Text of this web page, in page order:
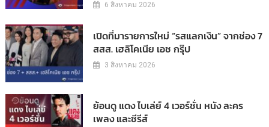
6 สิงหาคม 2026
เปิดที่มารายการใหม่ “รสแลกเงิน” จากช่อง 7
สสส. เฮลิโคเนีย เอช กรุ๊ป
3 สิงหาคม 2026
ย้อนดู แดง ไบเล่ย์ 4 เวอร์ชั่น หนัง ละคร
เพลง และซีรีส์